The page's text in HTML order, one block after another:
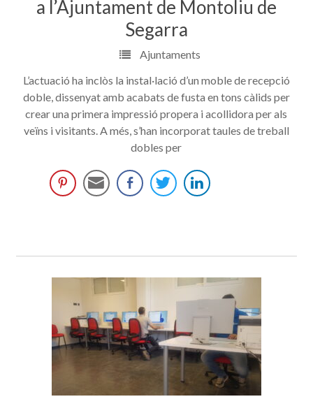
a l’Ajuntament de Montoliu de
Segarra
Ajuntaments
L’actuació ha inclòs la instal·lació d’un moble de recepció
doble, dissenyat amb acabats de fusta en tons càlids per
crear una primera impressió propera i acollidora per als
veïns i visitants. A més, s’han incorporat taules de treball
dobles per